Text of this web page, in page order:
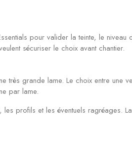
pour valider la teinte, le niveau
sécuriser le choix avant chantier.
grande lame. Le choix entre une
par lame.
profils et les éventuels ragréages. La